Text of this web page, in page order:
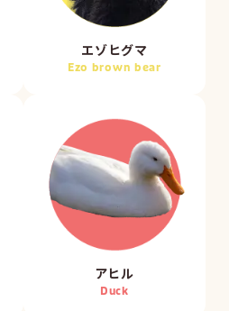
エゾヒグマ
Ezo brown bear
アヒル
Duck